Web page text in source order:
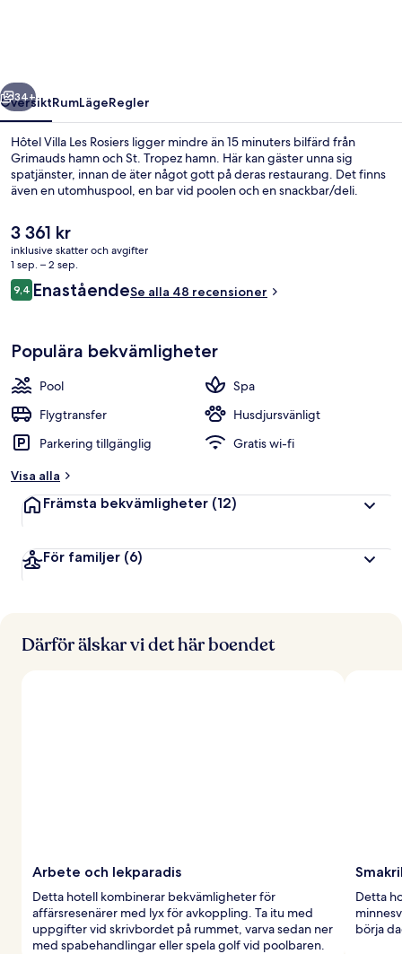
Restaurang utomhus
Nästa
34+
ÖversiktRumLägeRegler
Hôtel Villa Les Rosiers ligger mindre än 15 minuters bilfärd från
Grimauds hamn och St. Tropez hamn. Här kan gäster unna sig
spatjänster, innan de äter något gott på deras restaurang. Det finns
även en utomhuspool, en bar vid poolen och en snackbar/deli.
Det
nuvarande
priset
är
3 361 kr
3 361 kr
inklusive skatter och avgifter
1 sep. – 2 sep.
Recensioner
9,49,4 av 10,
EnaståendeSe alla 48 recensioner
Populära bekvämligheter
Pool
Spa
Flygtransfer
Husdjursvänligt
Parkering tillgänglig
Gratis wi-fi
Visa alla
Främsta bekvämligheter (12)
För familjer (6)
Därför älskar vi det här boendet
Arbete och lekparadis
Detta hotell kombinerar bekvämligheter för
affärsresenärer med lyx för avkoppling. Ta itu med
uppgifter vid skrivbordet på rummet, varva sedan ner
med spabehandlingar eller spela golf vid poolbaren.
Detta
börja